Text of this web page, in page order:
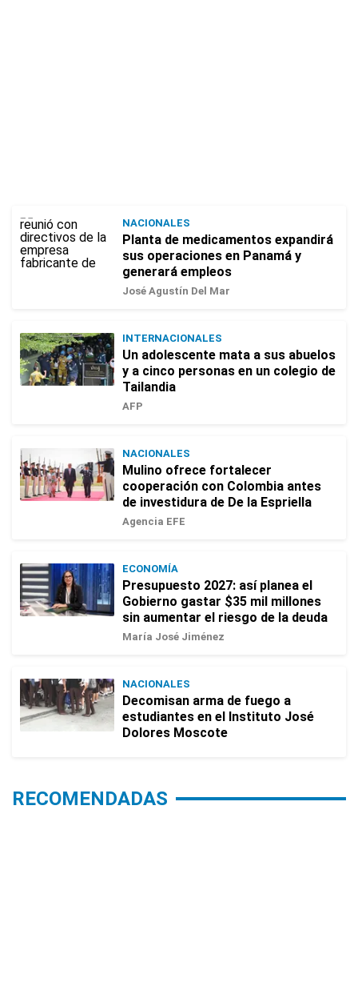
NACIONALES
Planta de medicamentos expandirá
sus operaciones en Panamá y
generará empleos
José Agustín Del Mar
INTERNACIONALES
Un adolescente mata a sus abuelos
y a cinco personas en un colegio de
Tailandia
AFP
NACIONALES
Mulino ofrece fortalecer
cooperación con Colombia antes
de investidura de De la Espriella
Agencia EFE
ECONOMÍA
Presupuesto 2027: así planea el
Gobierno gastar $35 mil millones
sin aumentar el riesgo de la deuda
María José Jiménez
NACIONALES
Decomisan arma de fuego a
estudiantes en el Instituto José
Dolores Moscote
RECOMENDADAS